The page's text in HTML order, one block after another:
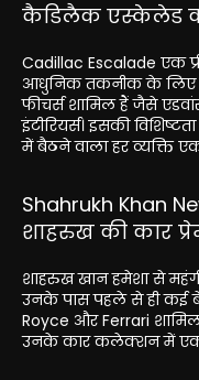
कैडिलैक एस्केलेड
Cadillac Escalade एक
आधुनिक तकनीक के लिए
फीचर्स शामिल हैं जैसे
इंटीरियर्स। इसकी
में बैठने वाला हर व्यक्ति
Shahrukh Khan
शाहरुख की कार
शाहरुख खान हमेशा से
उनके पास पहले से ही कई
Royce और Ferrari शामिल
उनके कार कलेक्शन में एक